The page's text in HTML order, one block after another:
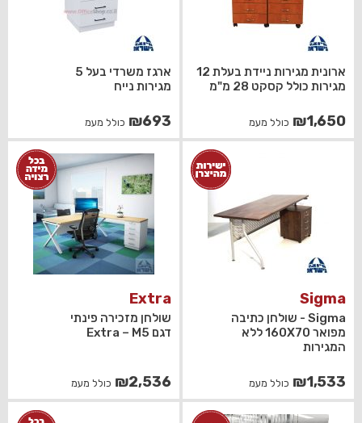
ארונית מגירות ניידת בעלת 12
מגירות כולל קסקט 28 מ"מ
₪1,650 כולל מעמ
ארגז משרדי בעל 5
מגירות נייח
₪693 כולל מעמ
Sigma
Sigma - שולחן כתיבה
מפואר 160X70 ללא
המגירות
₪1,533 כולל מעמ
Extra
שולחן מזכירה פינתי
דגם Extra – M5
₪2,536 כולל מעמ